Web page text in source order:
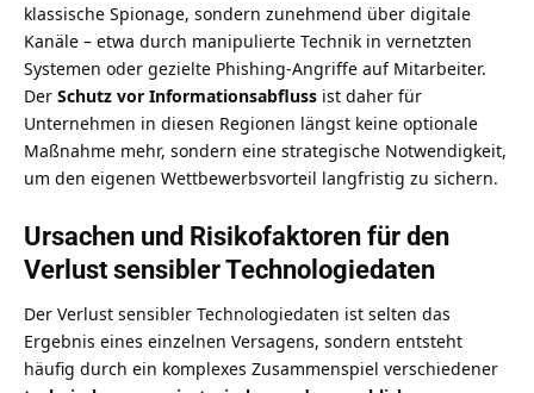
klassische Spionage, sondern zunehmend über digitale
Kanäle – etwa durch manipulierte Technik in vernetzten
Systemen oder gezielte Phishing-Angriffe auf Mitarbeiter.
Der Schutz vor Informationsabfluss ist daher für
Unternehmen in diesen Regionen längst keine optionale
Maßnahme mehr, sondern eine strategische Notwendigkeit,
um den eigenen Wettbewerbsvorteil langfristig zu sichern.
Ursachen und Risikofaktoren für den
Verlust sensibler Technologiedaten
Der Verlust sensibler Technologiedaten ist selten das
Ergebnis eines einzelnen Versagens, sondern entsteht
häufig durch ein komplexes Zusammenspiel verschiedener